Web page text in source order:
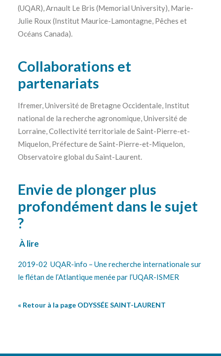
(UQAR), Arnault Le Bris (Memorial University), Marie-
Julie Roux (Institut Maurice-Lamontagne, Pêches et
Océans Canada).
Collaborations et
partenariats
Ifremer, Université de Bretagne Occidentale, Institut
national de la recherche agronomique, Université de
Lorraine, Collectivité territoriale de Saint-Pierre-et-
Miquelon, Préfecture de Saint-Pierre-et-Miquelon,
Observatoire global du Saint-Laurent.
Envie de plonger plus
profondément dans le sujet
?
À lire
2019-02 UQAR-info – Une recherche internationale sur
le flétan de l’Atlantique menée par l’UQAR-ISMER
« Retour à la page ODYSSÉE SAINT-LAURENT